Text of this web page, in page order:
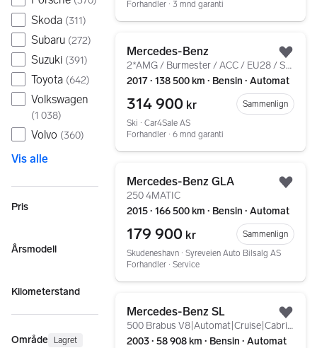
Skoda (311)
Subaru (272)
Suzuki (391)
Toyota (642)
Volkswagen
(1 038)
Volvo (360)
Vis alle
Pris
Årsmodell
Kilometerstand
Område Lagret
Forhandler ∙ 3 mnd garanti
Mercedes-Benz
2*AMG / Burmester / ACC / EU28 / Soltak / Krok / P.Varm
2017 ∙ 138 500 km ∙ Bensin ∙ Automat
314 900 kr
Sammenlign
Ski ∙ Car4Sale AS
Forhandler ∙ 6 mnd garanti
Mercedes-Benz GLA
250 4MATIC
2015 ∙ 166 500 km ∙ Bensin ∙ Automat
179 900 kr
Sammenlign
Skudeneshavn ∙ Syreveien Auto Bilsalg AS
Forhandler ∙ Service
Mercedes-Benz SL
500 Brabus V8|Automat|Cruise|Cabriolet|Velholdt|Lav km
2003 ∙ 58 908 km ∙ Bensin ∙ Automat